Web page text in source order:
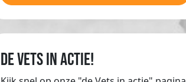
de Vets in actie!